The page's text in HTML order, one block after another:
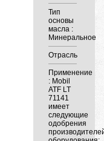
Тип
основы
масла :
Минеральное
Отрасль
Применение
: Mobil
ATF LT
71141
имеет
следующие
одобрения